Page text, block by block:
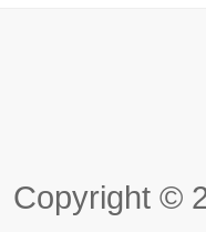
Copyright ©